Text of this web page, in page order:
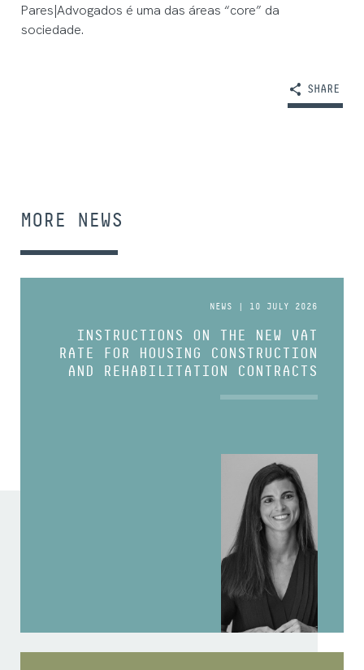
Pares|Advogados é uma das áreas “core” da
sociedade.
SHARE
MORE NEWS
NEWS | 10 JULY 2026
INSTRUCTIONS ON THE NEW VAT
RATE FOR HOUSING CONSTRUCTION
AND REHABILITATION CONTRACTS